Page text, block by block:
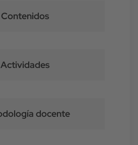
Contenidos
Actividades
docente